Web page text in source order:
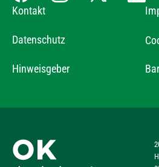
Kontakt
Datenschutz
Hinweisgeber